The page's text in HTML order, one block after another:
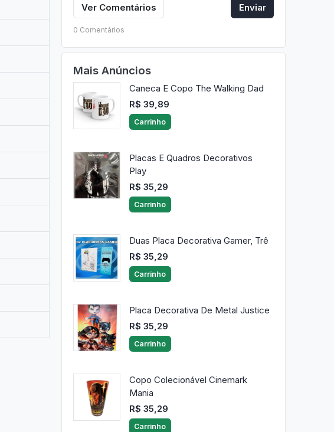
Ver Comentários Enviar
0 Comentários
Mais Anúncios
Caneca E Copo The Walking Dad
R$ 39,89
Carrinho
Placas E Quadros Decorativos
Play
R$ 35,29
Carrinho
Duas Placa Decorativa Gamer, Trê
R$ 35,29
Carrinho
Placa Decorativa De Metal Justice
R$ 35,29
Carrinho
Copo Colecionável Cinemark
Mania
R$ 35,29
Carrinho